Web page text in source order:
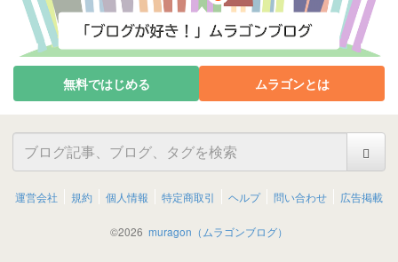
無料ではじめる ムラゴンとは
運営会社 規約 個人情報 特定商取引 ヘルプ 問い合わせ 広告掲載
©2026 muragon（ムラゴンブログ）